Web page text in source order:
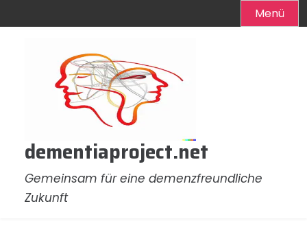
Menü
dementiaproject.net
Gemeinsam für eine demenzfreundliche
Zukunft